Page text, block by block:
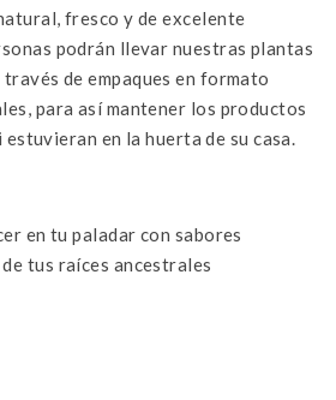
fresco y de excelente
podrán llevar nuestras plantas
de empaques en formato
para así mantener los productos
en la huerta de su casa.
en tu paladar con sabores
tus raíces ancestrales